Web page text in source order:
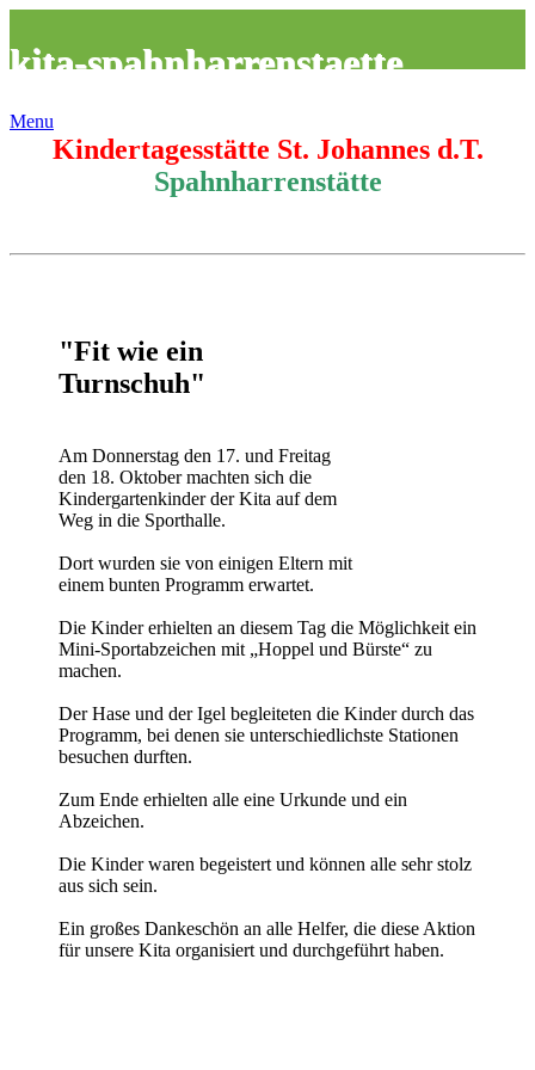
kita-spahnharrenstaette
Menu
Kindertagesstätte St. Johannes d.T.
Spahnharrenstätte
"Fit wie ein
Turnschuh"
Am Donnerstag den 17. und Freitag
den 18. Oktober machten sich die
Kindergartenkinder der Kita auf dem
Weg in die Sporthalle.
Dort wurden sie von einigen Eltern mit
einem bunten Programm erwartet.
Die Kinder erhielten an diesem Tag die Möglichkeit ein
Mini-Sportabzeichen mit „Hoppel und Bürste“ zu
machen.
Der Hase und der Igel begleiteten die Kinder durch das
Programm, bei denen sie unterschiedlichste Stationen
besuchen durften.
Zum Ende erhielten alle eine Urkunde und ein
Abzeichen.
Die Kinder waren begeistert und können alle sehr stolz
aus sich sein.
Ein großes Dankeschön an alle Helfer, die diese Aktion
für unsere Kita organisiert und durchgeführt haben.